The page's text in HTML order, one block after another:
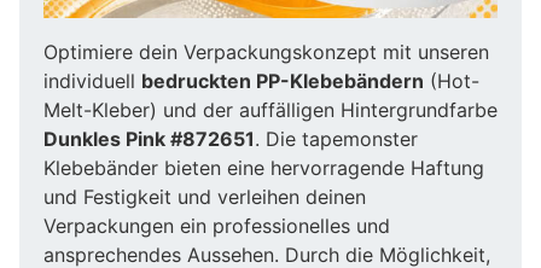
Optimiere dein Verpackungskonzept mit unseren
individuell bedruckten PP-Klebebändern (Hot-
Melt-Kleber) und der auffälligen Hintergrundfarbe
Dunkles Pink #872651. Die tapemonster
Klebebänder bieten eine hervorragende Haftung
und Festigkeit und verleihen deinen
Verpackungen ein professionelles und
ansprechendes Aussehen. Durch die Möglichkeit,